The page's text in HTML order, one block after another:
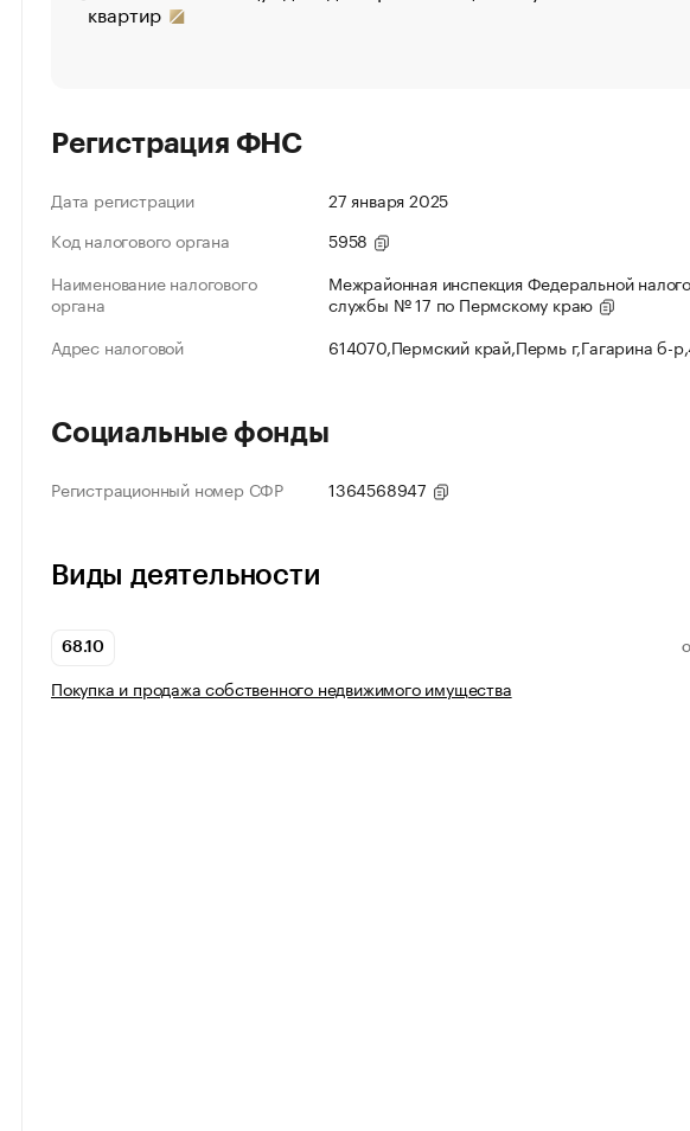
квартир
Регистрация ФНС
Дата регистрации
27 января 2025
Код налогового органа
5958
Наименование налогового
органа
Межрайонная инспекция Федеральной
службы № 17 по Пермскому краю
Адрес налоговой
614070,Пермский край,Пермь г,Гагарина б-
Социальные фонды
Регистрационный номер СФР 1364568947
Виды деятельности
68.10
Покупка и продажа собственного недвижимого имущества